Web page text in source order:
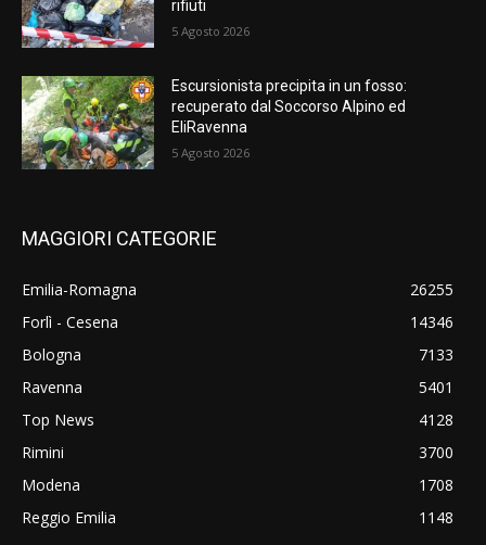
rifiuti
5 Agosto 2026
Escursionista precipita in un fosso:
recuperato dal Soccorso Alpino ed
EliRavenna
5 Agosto 2026
MAGGIORI CATEGORIE
Emilia-Romagna
26255
Forlì - Cesena
14346
Bologna
7133
Ravenna
5401
Top News
4128
Rimini
3700
Modena
1708
Reggio Emilia
1148